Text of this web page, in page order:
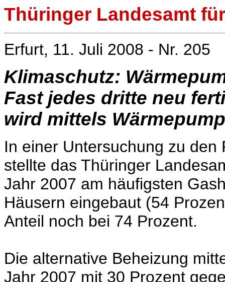
Thüringer Landesamt
Erfurt, 11. Juli 2008 - Nr. 205
Klimaschutz:
Fast jedes dritte neu
wird mittels
In einer Untersuchung zu
stellte das Thüringer
Jahr 2007 am häufigsten
Häusern eingebaut (54
Anteil noch bei 74 Prozent.
Die alternative Beheizung
Jahr 2007 mit 30 Prozent